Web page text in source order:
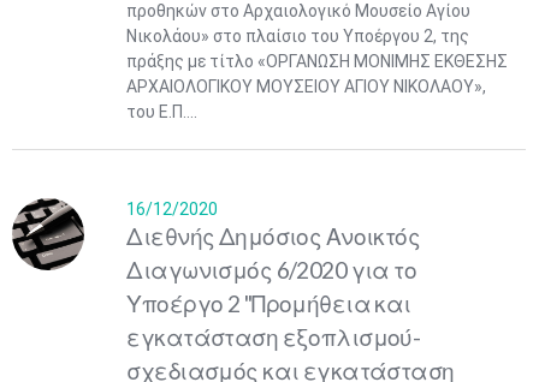
προθηκών στο Αρχαιολογικό Μουσείο Αγίου
Νικολάου» στο πλαίσιο του Υποέργου 2, της
πράξης με τίτλο «ΟΡΓΑΝΩΣΗ ΜΟΝΙΜΗΣ ΕΚΘΕΣΗΣ
ΑΡΧΑΙΟΛΟΓΙΚΟΥ ΜΟΥΣΕΙΟΥ ΑΓΙΟΥ ΝΙΚΟΛΑΟΥ»,
του Ε.Π....
16/12/2020
Διεθνής Δημόσιος Ανοικτός
Διαγωνισμός 6/2020 για το
Υποέργο 2 "Προμήθεια και
εγκατάσταση εξοπλισμού-
σχεδιασμός και εγκατάσταση